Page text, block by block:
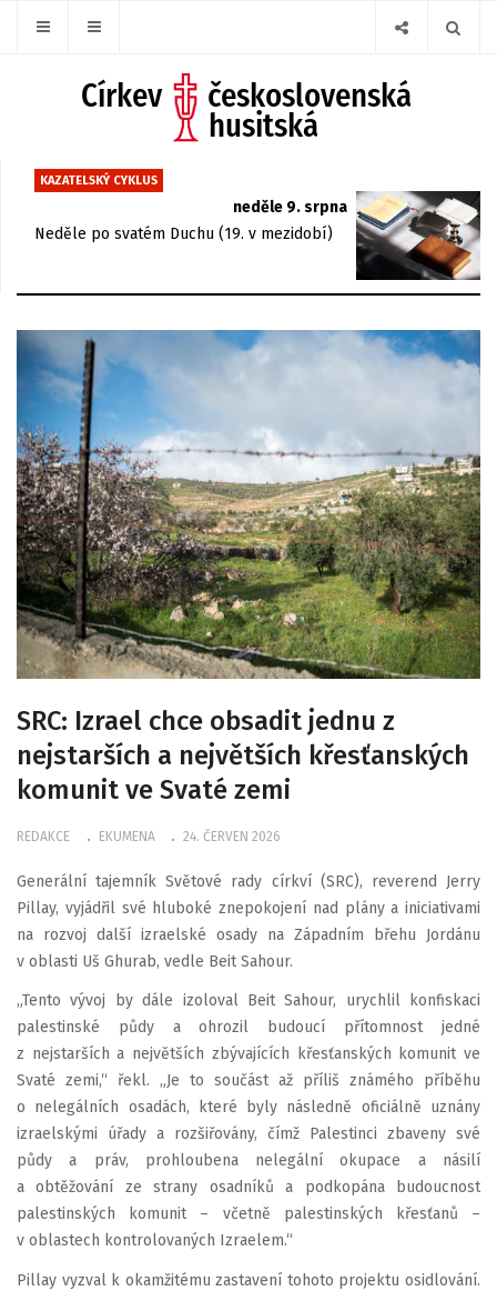
KAZATELSKÝ CYKLUS
neděle 9. srpna
Neděle po svatém Duchu (19. v mezidobí)
SRC: Izrael chce obsadit jednu z
nejstarších a největších křesťanských
komunit ve Svaté zemi
REDAKCE EKUMENA 24. ČERVEN 2026
Generální tajemník Světové rady církví (SRC), reverend Jerry
Pillay, vyjádřil své hluboké znepokojení nad plány a iniciativami
na rozvoj další izraelské osady na Západním břehu Jordánu
v oblasti Uš Ghurab, vedle Beit Sahour.
„Tento vývoj by dále izoloval Beit Sahour, urychlil konfiskaci
palestinské půdy a ohrozil budoucí přítomnost jedné
z nejstarších a největších zbývajících křesťanských komunit ve
Svaté zemi,“ řekl. „Je to součást až příliš známého příběhu
o nelegálních osadách, které byly následně oficiálně uznány
izraelskými úřady a rozšiřovány, čímž Palestinci zbaveny své
půdy a práv, prohloubena nelegální okupace a násilí
a obtěžování ze strany osadníků a podkopána budoucnost
palestinských komunit – včetně palestinských křesťanů –
v oblastech kontrolovaných Izraelem.“
Pillay vyzval k okamžitému zastavení tohoto projektu osidlování.